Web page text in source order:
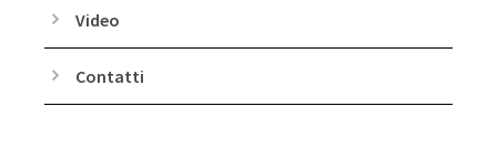
Video
Contatti